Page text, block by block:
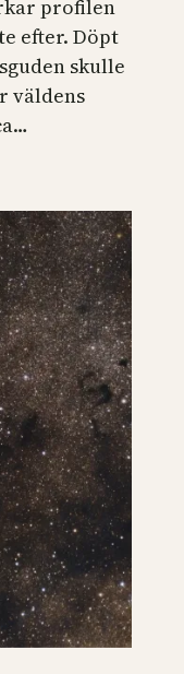
profilen
efter. Döpt
skulle
väldens